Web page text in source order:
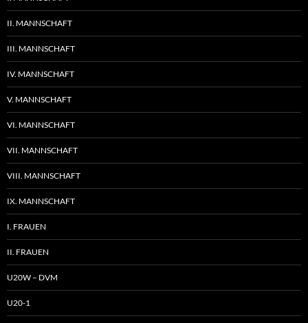
II. MANNSCHAFT
III. MANNSCHAFT
IV. MANNSCHAFT
V. MANNSCHAFT
VI. MANNSCHAFT
VII. MANNSCHAFT
VIII. MANNSCHAFT
IX. MANNSCHAFT
I. FRAUEN
II. FRAUEN
U20W – DVM
U20-1